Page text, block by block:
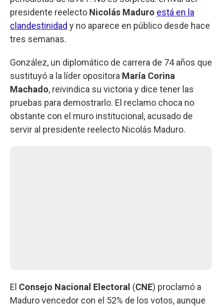
presidente reelecto Nicolás Maduro está en la
clandestinidad y no aparece en público desde hace
tres semanas.
González, un diplomático de carrera de 74 años que
sustituyó a la líder opositora María Corina
Machado, reivindica su victoria y dice tener las
pruebas para demostrarlo. El reclamo choca no
obstante con el muro institucional, acusado de
servir al presidente reelecto Nicolás Maduro.
El Consejo Nacional Electoral (CNE) proclamó a
Maduro vencedor con el 52% de los votos, aunque